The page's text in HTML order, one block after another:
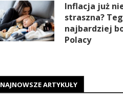
Inflacja już
straszna?
najbardziej
Polacy
NAJNOWSZE ARTYKUŁY